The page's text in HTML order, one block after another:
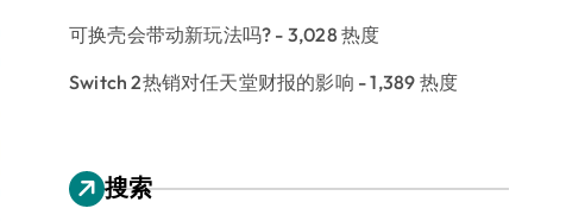
可换壳会带动新玩法吗? - 3,028 热度
Switch 2热销对任天堂财报的影响 - 1,389 热度
搜索